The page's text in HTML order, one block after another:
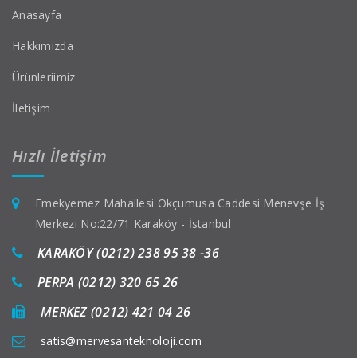
Anasayfa
Hakkımızda
Ürünleriimiz
İletişim
Hızlı İletişim
Emekyemez Mahallesi Okçumusa Caddesi Menevşe İş
Merkezi No:22/71 Karaköy - İstanbul
KARAKÖY (0212) 238 95 38 -36
PERPA (0212) 320 65 26
MERKEZ (0212) 421 04 26
satis@mervesanteknoloji.com